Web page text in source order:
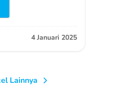
4 Januari 2025
Lainnya